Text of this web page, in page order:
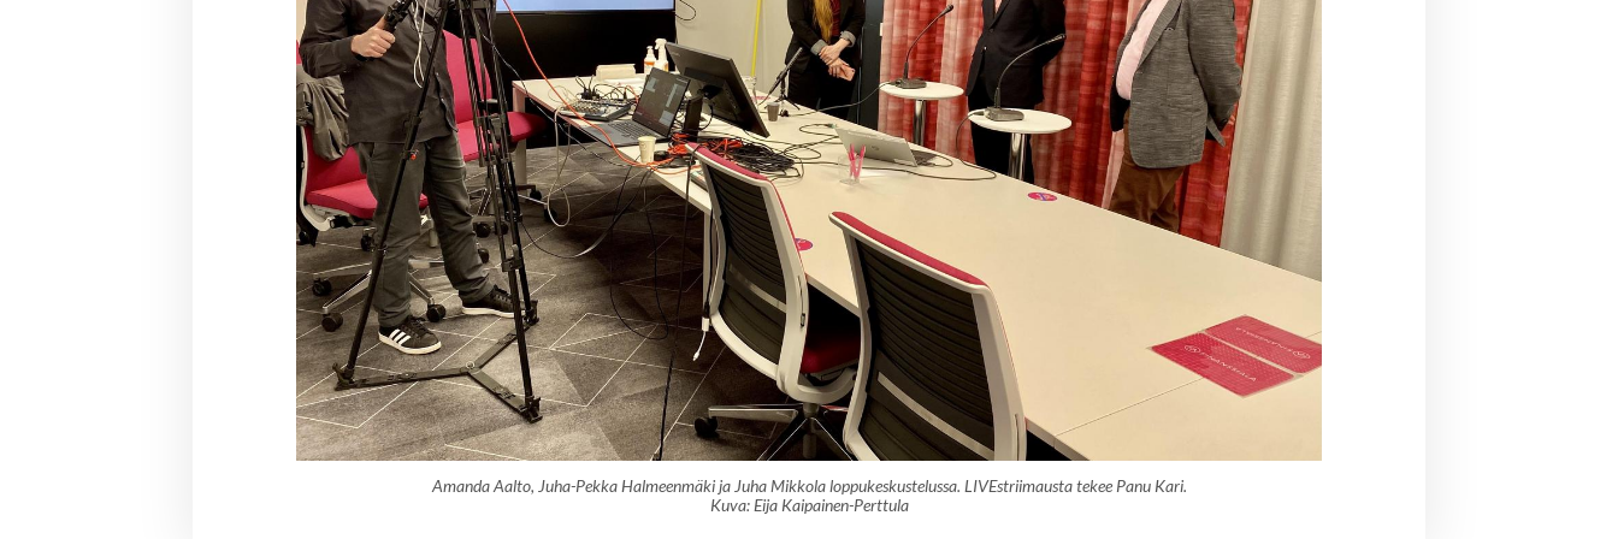
Amanda Aalto, Juha-Pekka Halmeenmäki ja Juha Mikkola loppukeskustelussa. LIVEstriimausta tekee Panu Kari.
Kuva: Eija Kaipainen-Perttula